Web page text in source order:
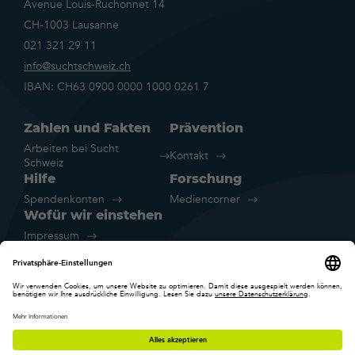
Avenue Louis-Ruchonnet 14
CH-1003 Lausanne
021 321 29 11
info@suchtschweiz.ch
IBAN: CH63 0900 0000 1000 0261 7
Zahlen und Fakten
Arbeiten bei Sucht
Schweiz
Prävention
Kontakt
Hilfe
Spendenkonten
Forschung
Mediencorner
Wofür wir einstehen
Impressum
DatenschutzCookie-Einstellungen